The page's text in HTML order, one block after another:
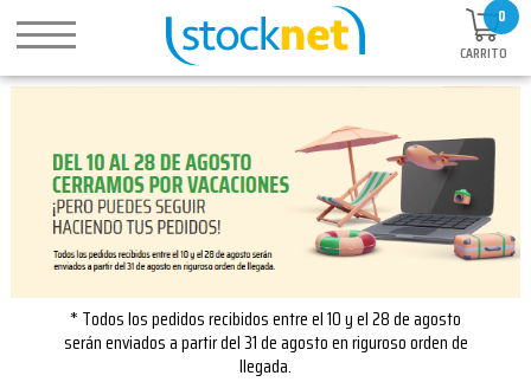
0
CARRITO
* Todos los pedidos recibidos entre el 10 y el 28 de agosto
serán enviados a partir del 31 de agosto en riguroso orden de
llegada.